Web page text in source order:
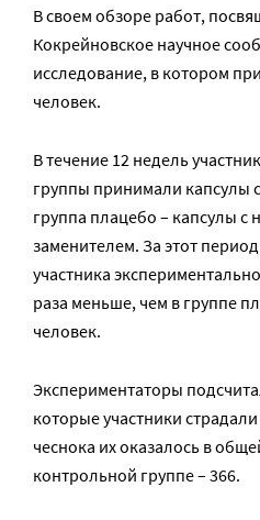
В своем обзоре работ,
Кокрейновское научное
исследование, в котором
человек.
В течение 12 недель
группы принимали капсулы
группа плацебо – капсулы с
заменителем. За этот
участника
раза меньше, чем в группе
человек.
Экспериментаторы
которые участники
чеснока их оказалось в
контрольной группе – 366.